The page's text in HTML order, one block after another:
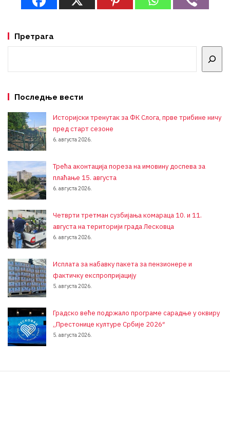
Претрага
Последње вести
Историјски тренутак за ФК Слога, прве трибине ничу
пред старт сезоне
6. августа 2026.
Трећа аконтација пореза на имовину доспева за
плаћање 15. августа
6. августа 2026.
Четврти третман сузбијања комараца 10. и 11.
августа на територији града Лесковца
6. августа 2026.
Исплата за набавку пакета за пензионере и
фактичку експропријацију
5. августа 2026.
Градско веће подржало програме сарадње у оквиру
„Престонице културе Србије 2026″
5. августа 2026.